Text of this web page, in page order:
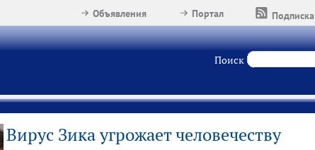
Подписка
Портал
Объявления
Поиск
Вирус Зика угрожает человечеству